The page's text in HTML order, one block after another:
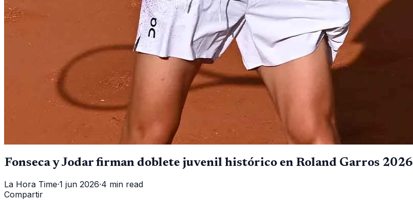
Fonseca y Jodar firman doblete juvenil histórico en Roland Garros 2026
La Hora Time·1 jun 2026·4 min read
Compartir